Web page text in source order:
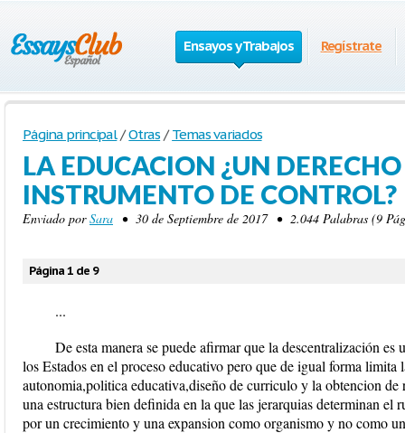
Ensayos y Trabajos Regístrate
Página principal / Otras / Temas variados
LA EDUCACION ¿UN
INSTRUMENTO DE CONTROL?
Enviado porSara • 30 de Septiembre de 2017 • 2.044 Palabras (9
Página 1 de 9
...
De esta manera se puede afirmar que la descentralización
los Estados en el proceso educativo pero que de igual forma limita
autonomia,politica educativa,diseño de curriculo y la obtencion de
una estructura bien definida en la que las jerarquias determinan el
por un crecimiento y una expansion como organismo y no como